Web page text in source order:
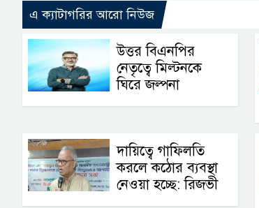
এ ক্যাটাগরির আরো নিউজ
উত্তর বিএনপির
নেতৃত্বে মিল্টনকে
ঘিরে জল্পনা
দায়িত্বে গাফিলতি
করলে কঠোর ব্যবস্থা
নেওয়া হচ্ছে: রিজভী